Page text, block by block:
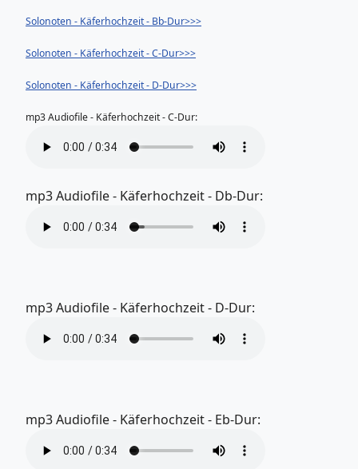
Solonoten - Käferhochzeit - Bb-Dur>>>
Solonoten - Käferhochzeit - C-Dur>>>
Solonoten - Käferhochzeit - D-Dur>>>
mp3 Audiofile - Käferhochzeit - C-Dur:
mp3 Audiofile - Käferhochzeit - Db-Dur:
mp3 Audiofile - Käferhochzeit - D-Dur:
mp3 Audiofile - Käferhochzeit - Eb-Dur: